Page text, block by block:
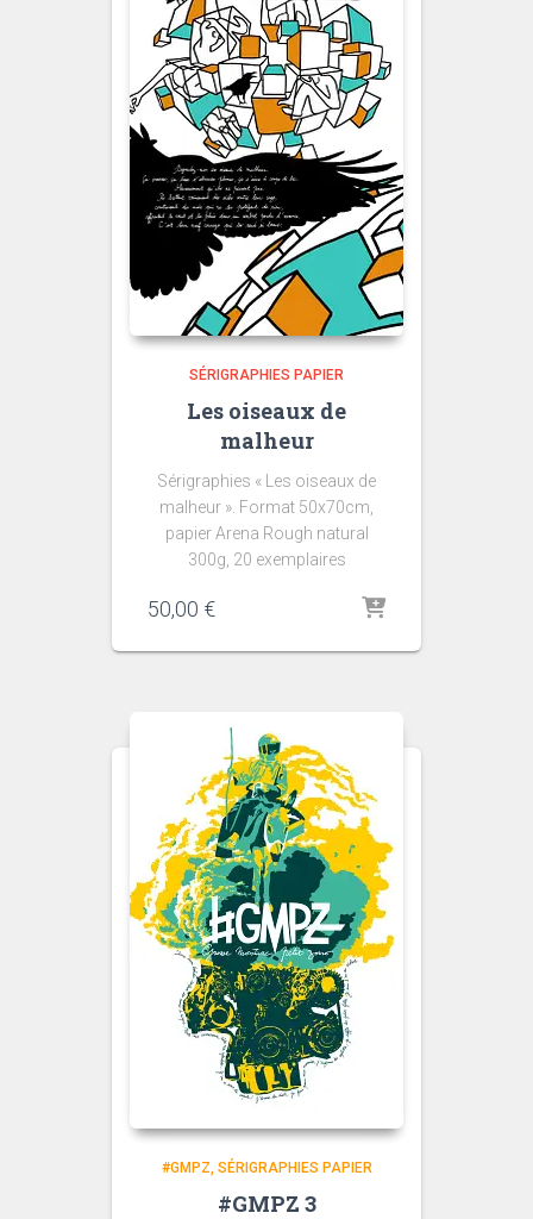
SÉRIGRAPHIES PAPIER
Les oiseaux de
malheur
Sérigraphies « Les oiseaux de
malheur ». Format 50x70cm,
papier Arena Rough natural
300g, 20 exemplaires
50,00 €
#GMPZ SÉRIGRAPHIES PAPIER
#GMPZ 3